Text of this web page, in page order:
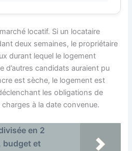
locatif. Si un locataire
deux semaines, le propriétaire
durant lequel le logement
d’autres candidats auraient pu
est sèche, le logement est
les obligations de
à la date convenue.
en 2
budget et